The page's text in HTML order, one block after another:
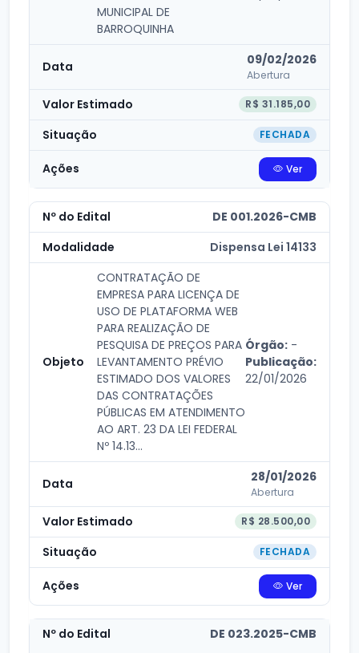
MUNICIPAL DE
BARROQUINHA
09/02/2026
Abertura
R$ 31.185,00
FECHADA
Ver
DE 001.2026-CMB
Dispensa Lei 14133
CONTRATAÇÃO DE
EMPRESA PARA LICENÇA DE
USO DE PLATAFORMA WEB
PARA REALIZAÇÃO DE
PESQUISA DE PREÇOS PARA
LEVANTAMENTO PRÉVIO
ESTIMADO DOS VALORES
DAS CONTRATAÇÕES
PÚBLICAS EM ATENDIMENTO
AO ART. 23 DA LEI FEDERAL
Nº 14.13...
Órgão: -
Publicação:
22/01/2026
28/01/2026
Abertura
R$ 28.500,00
FECHADA
Ver
DE 023.2025-CMB